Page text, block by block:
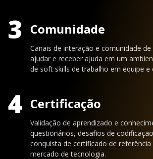
3 Comunidade
Canais de interação e comunidade
ajudar e receber ajuda em um
de soft skills de trabalho em equipe e
4 Certificação
Validação de aprendizado e
questionários, desafios de
conquista de certificado de
mercado de tecnologia.